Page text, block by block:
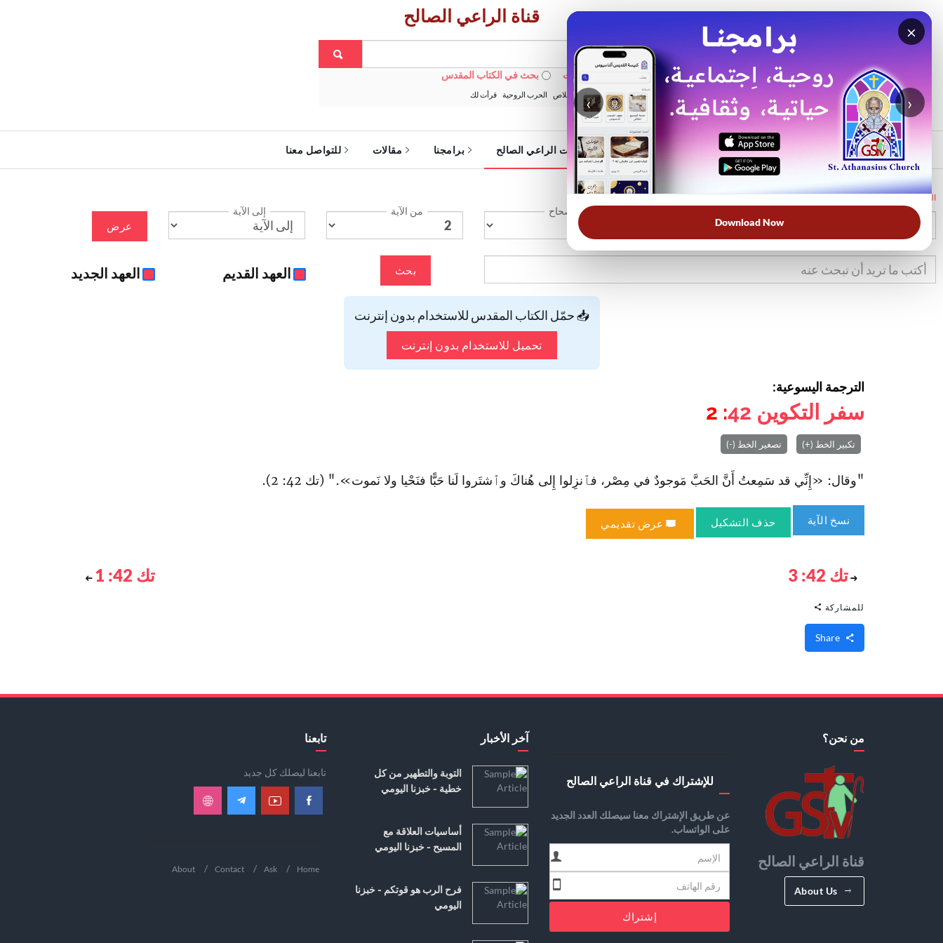
×
‹ ›
Download Now
قناة الراعي الصالح
بحث في الويبسايت بحث في الكتاب المقدس
الأكثر بحثًا: خبزنا اليومي الخلاص الحرب الروحية قرأت لك
الرئيسية خدمات الراعي الصالح برامجنا مقالات للتواصل معنا
الرئيسية
الإصحاح من الآية إلى الآية
عرض
بحث العهد القديم العهد الجديد
📥 حمّل الكتاب المقدس للاستخدام بدون إنترنت
تحميل للاستخدام بدون إنترنت
الترجمة اليسوعية:
سفر التكوين 42
: 2
تكبير الخط (+) تصغير الخط (-)
"وقال: «إِنِّي قد سَمِعتُ أَنَّ الحَبَّ مَوجودٌ في مِصْر، فٱنزِلوا إِلى هُناكَ وٱشتَروا لَنا حَبًّا فنَحْيا ولا نَموت»." (تك 42: 2).
نسخ الآية حذف التشكيل عرض تقديمي
تك 42: 3 تك 42: 1
للمشاركة
من نحن؟
قناة الراعي الصالح
About Us
للإشتراك في قناة الراعي الصالح
عن طريق الإشتراك معنا سيصلك العدد الجديد
على الواتساب.
إشتراك
آخر الأخبار
التوبة والتطهير من كل
خطية - خبزنا اليومي
أساسيات العلاقة مع
المسيح - خبزنا اليومي
فرح الرب هو قوتكم - خبزنا
اليومي
تابعنا
تابعنا ليصلك كل جديد
Home
Ask
Contact
About